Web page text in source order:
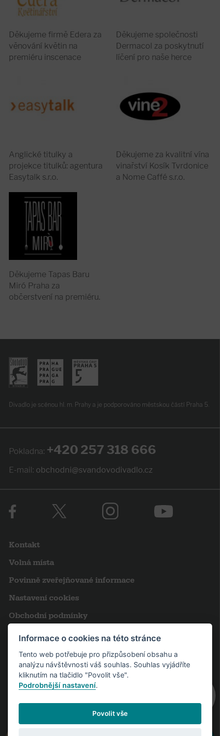
Děkujeme firmě Edera za
věnování květin na
premiéru inscenace
Děkujeme společnosti
Dermacol za poskytnutí
líčení pro naše herce
Anglické titulky a
projekce titulků: agentura
Easytalk s.r.o.
Děkujeme za kvalitní vína
vinařství Kosík Tvrdonice
a Nome Caffé s.r.o.
Děkujeme Tapas Baru
Miró Praha za
občerstvení na premiéru.
Divadlo je scénou hl. m. Prahy a je podporováno městskou částí Praha 5.
Pokladna: +420 257 318 666
E-mail: obchodni@svandovodivadlo.cz
Kontakt
Volná místa
Povinně zveřejňované informace
Nastavení cookies
Obchodní podmínky
Výroční zprávy
Pro novináře
Partneři
Návštěvní řád
Informace o cookies na této stránce
Tento web potřebuje pro přizpůsobení obsahu a
analýzu návštěvnosti váš souhlas. Souhlas vyjádříte
kliknutím na tlačidlo "Povolit vše".
Podrobnější nastavení.
Povolit vše